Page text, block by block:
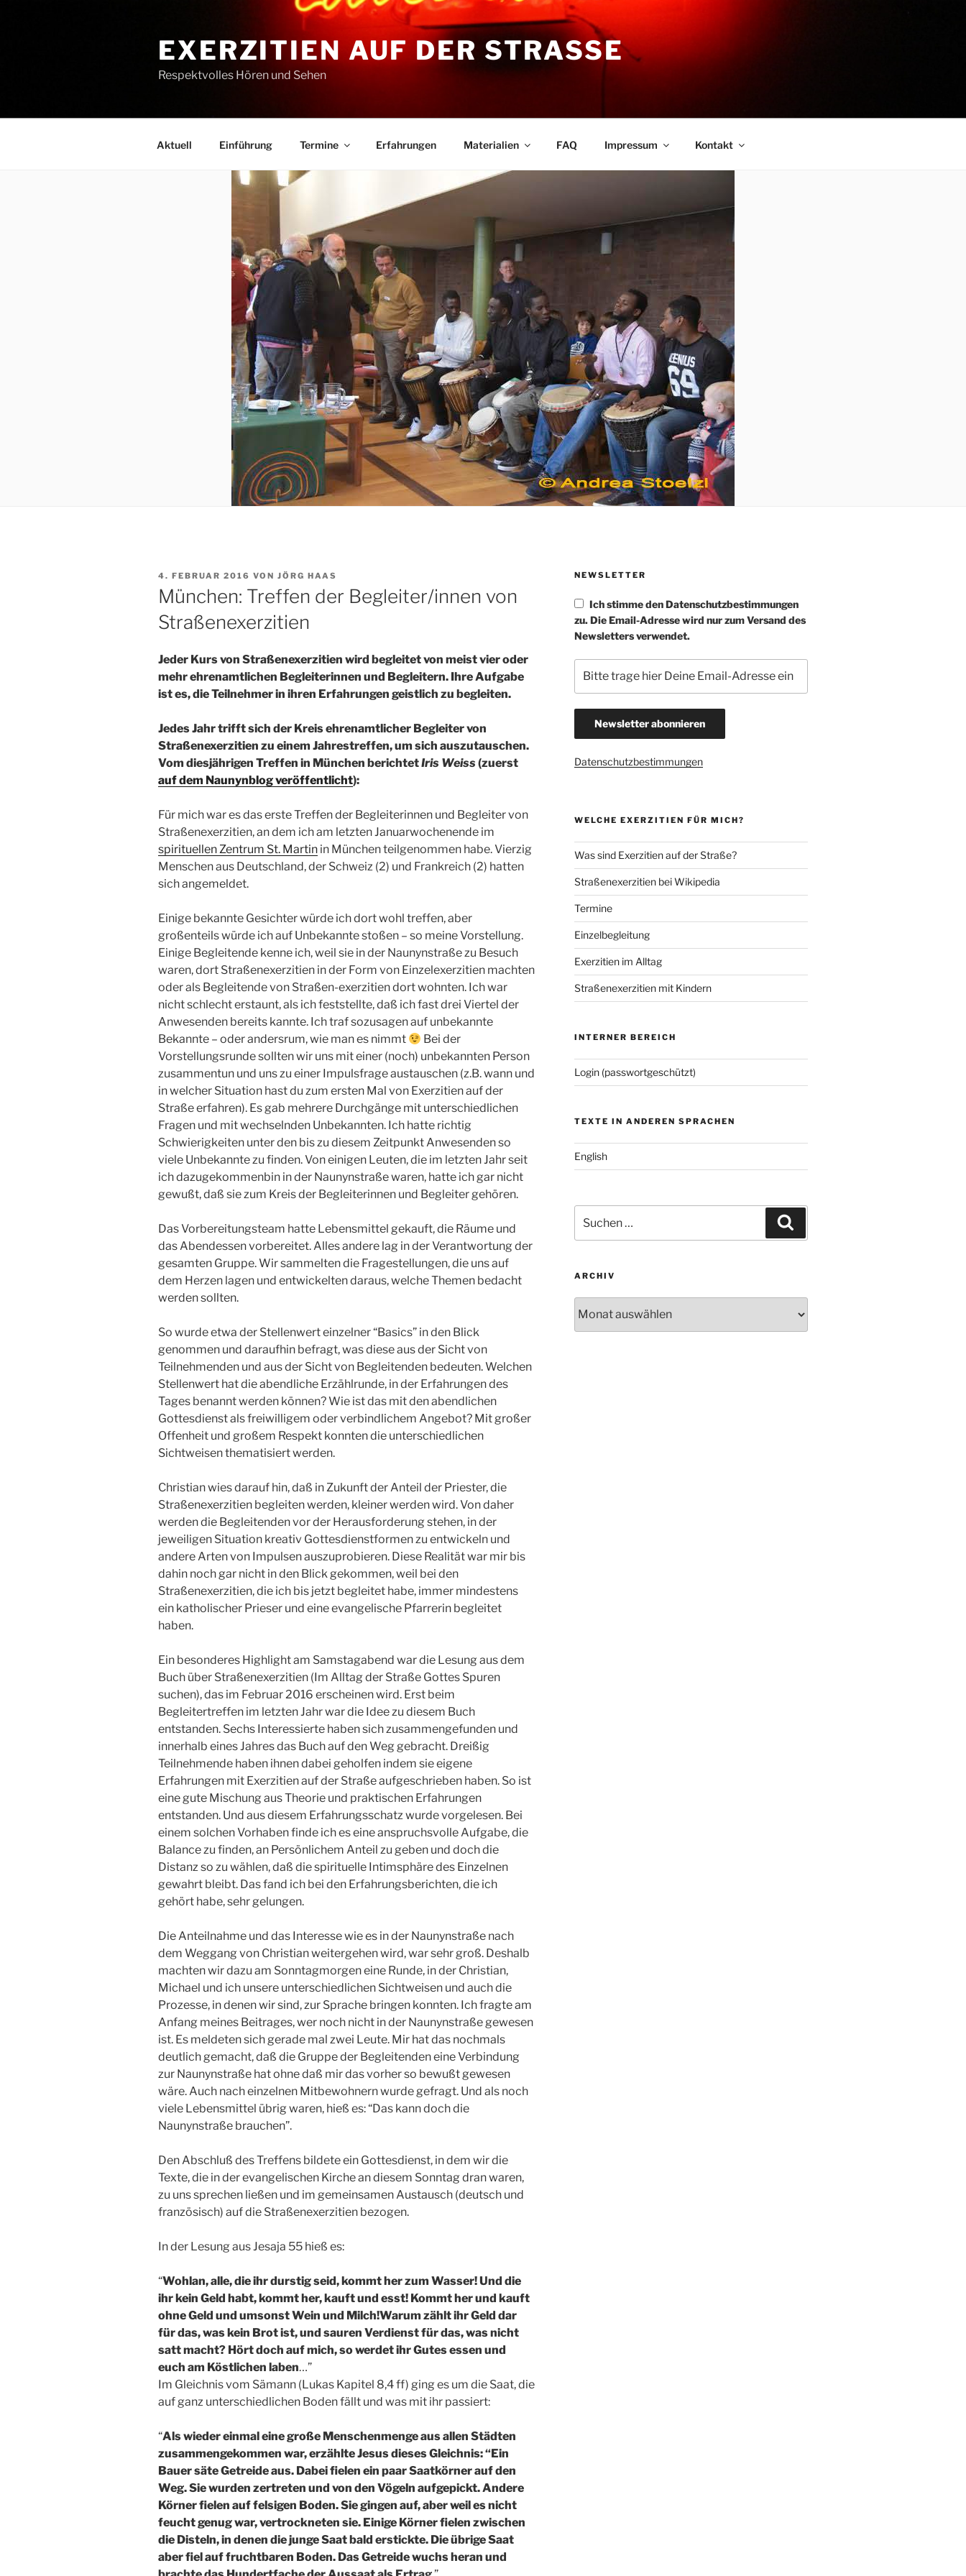
EXERZITIEN AUF DER STRASSE
Respektvolles Hören und Sehen
Aktuell Einführung Termine Erfahrungen Materialien FAQ Impressum Kontakt
VERÖFFENTLICHT
AM
4. FEBRUAR 2016 VON JÖRG HAAS
München: Treffen der Begleiter/innen von
Straßenexerzitien
Jeder Kurs von Straßenexerzitien wird begleitet von meist vier oder
mehr ehrenamtlichen Begleiterinnen und Begleitern. Ihre Aufgabe
ist es, die Teilnehmer in ihren Erfahrungen geistlich zu begleiten.
Jedes Jahr trifft sich der Kreis ehrenamtlicher Begleiter von
Straßenexerzitien zu einem Jahrestreffen, um sich auszutauschen.
Vom diesjährigen Treffen in München berichtetIris Weiss (zuerst
auf dem Naunynblog veröffentlicht):
Für mich war es das erste Treffen der Begleiterinnen und Begleiter von
Straßenexerzitien, an dem ich am letzten Januarwochenende im
spirituellen Zentrum St. Martin in München teilgenommen habe. Vierzig
Menschen aus Deutschland, der Schweiz (2) und Frankreich (2) hatten
sich angemeldet.
Einige bekannte Gesichter würde ich dort wohl treffen, aber
großenteils würde ich auf Unbekannte stoßen – so meine Vorstellung.
Einige Begleitende kenne ich, weil sie in der Naunynstraße zu Besuch
waren, dort Straßenexerzitien in der Form von Einzelexerzitien machten
oder als Begleitende von Straßen-exerzitien dort wohnten. Ich war
nicht schlecht erstaunt, als ich feststellte, daß ich fast drei Viertel der
Anwesenden bereits kannte. Ich traf sozusagen auf unbekannte
Bekannte – oder andersrum, wie man es nimmt
Bei der
Vorstellungsrunde sollten wir uns mit einer (noch) unbekannten Person
zusammentun und uns zu einer Impulsfrage austauschen (z.B. wann und
in welcher Situation hast du zum ersten Mal von Exerzitien auf der
Straße erfahren). Es gab mehrere Durchgänge mit unterschiedlichen
Fragen und mit wechselnden Unbekannten. Ich hatte richtig
Schwierigkeiten unter den bis zu diesem Zeitpunkt Anwesenden so
viele Unbekannte zu finden. Von einigen Leuten, die im letzten Jahr seit
ich dazugekommenbin in der Naunynstraße waren, hatte ich gar nicht
gewußt, daß sie zum Kreis der Begleiterinnen und Begleiter gehören.
Das Vorbereitungsteam hatte Lebensmittel gekauft, die Räume und
das Abendessen vorbereitet. Alles andere lag in der Verantwortung der
gesamten Gruppe. Wir sammelten die Fragestellungen, die uns auf
dem Herzen lagen und entwickelten daraus, welche Themen bedacht
werden sollten.
So wurde etwa der Stellenwert einzelner “Basics” in den Blick
genommen und daraufhin befragt, was diese aus der Sicht von
Teilnehmenden und aus der Sicht von Begleitenden bedeuten. Welchen
Stellenwert hat die abendliche Erzählrunde, in der Erfahrungen des
Tages benannt werden können? Wie ist das mit den abendlichen
Gottesdienst als freiwilligem oder verbindlichem Angebot? Mit großer
Offenheit und großem Respekt konnten die unterschiedlichen
Sichtweisen thematisiert werden.
Christian wies darauf hin, daß in Zukunft der Anteil der Priester, die
Straßenexerzitien begleiten werden, kleiner werden wird. Von daher
werden die Begleitenden vor der Herausforderung stehen, in der
jeweiligen Situation kreativ Gottesdienstformen zu entwickeln und
andere Arten von Impulsen auszuprobieren. Diese Realität war mir bis
dahin noch gar nicht in den Blick gekommen, weil bei den
Straßenexerzitien, die ich bis jetzt begleitet habe, immer mindestens
ein katholischer Prieser und eine evangelische Pfarrerin begleitet
haben.
Ein besonderes Highlight am Samstagabend war die Lesung aus dem
Buch über Straßenexerzitien (Im Alltag der Straße Gottes Spuren
suchen), das im Februar 2016 erscheinen wird. Erst beim
Begleitertreffen im letzten Jahr war die Idee zu diesem Buch
entstanden. Sechs Interessierte haben sich zusammengefunden und
innerhalb eines Jahres das Buch auf den Weg gebracht. Dreißig
Teilnehmende haben ihnen dabei geholfen indem sie eigene
Erfahrungen mit Exerzitien auf der Straße aufgeschrieben haben. So ist
eine gute Mischung aus Theorie und praktischen Erfahrungen
entstanden. Und aus diesem Erfahrungsschatz wurde vorgelesen. Bei
einem solchen Vorhaben finde ich es eine anspruchsvolle Aufgabe, die
Balance zu finden, an Persönlichem Anteil zu geben und doch die
Distanz so zu wählen, daß die spirituelle Intimsphäre des Einzelnen
gewahrt bleibt. Das fand ich bei den Erfahrungsberichten, die ich
gehört habe, sehr gelungen.
Die Anteilnahme und das Interesse wie es in der Naunynstraße nach
dem Weggang von Christian weitergehen wird, war sehr groß. Deshalb
machten wir dazu am Sonntagmorgen eine Runde, in der Christian,
Michael und ich unsere unterschiedlichen Sichtweisen und auch die
Prozesse, in denen wir sind, zur Sprache bringen konnten. Ich fragte am
Anfang meines Beitrages, wer noch nicht in der Naunynstraße gewesen
ist. Es meldeten sich gerade mal zwei Leute. Mir hat das nochmals
deutlich gemacht, daß die Gruppe der Begleitenden eine Verbindung
zur Naunynstraße hat ohne daß mir das vorher so bewußt gewesen
wäre. Auch nach einzelnen Mitbewohnern wurde gefragt. Und als noch
viele Lebensmittel übrig waren, hieß es: “Das kann doch die
Naunynstraße brauchen”.
Den Abschluß des Treffens bildete ein Gottesdienst, in dem wir die
Texte, die in der evangelischen Kirche an diesem Sonntag dran waren,
zu uns sprechen ließen und im gemeinsamen Austausch (deutsch und
französisch) auf die Straßenexerzitien bezogen.
In der Lesung aus Jesaja 55 hieß es:
“Wohlan, alle, die ihr durstig seid, kommt her zum Wasser! Und die
ihr kein Geld habt, kommt her, kauft und esst! Kommt her und kauft
ohne Geld und umsonst Wein und Milch!Warum zählt ihr Geld dar
für das, was kein Brot ist, und sauren Verdienst für das, was nicht
satt macht? Hört doch auf mich, so werdet ihr Gutes essen und
euch am Köstlichen laben…”
Im Gleichnis vom Sämann (Lukas Kapitel 8,4 ff) ging es um die Saat, die
auf ganz unterschiedlichen Boden fällt und was mit ihr passiert:
“Als wieder einmal eine große Menschenmenge aus allen Städten
zusammengekommen war, erzählte Jesus dieses Gleichnis: “Ein
Bauer säte Getreide aus. Dabei fielen ein paar Saatkörner auf den
Weg. Sie wurden zertreten und von den Vögeln aufgepickt. Andere
Körner fielen auf felsigen Boden. Sie gingen auf, aber weil es nicht
feucht genug war, vertrockneten sie. Einige Körner fielen zwischen
die Disteln, in denen die junge Saat bald erstickte. Die übrige Saat
aber fiel auf fruchtbaren Boden. Das Getreide wuchs heran und
NEWSLETTER
Ich stimme den Datenschutzbestimmungen
zu. Die Email-Adresse wird nur zum Versand des
Newsletters verwendet.
Datenschutzbestimmungen
WELCHE EXERZITIEN FÜR MICH?
Was sind Exerzitien auf der Straße?
Straßenexerzitien bei Wikipedia
Termine
Einzelbegleitung
Exerzitien im Alltag
Straßenexerzitien mit Kindern
INTERNER BEREICH
Login (passwortgeschützt)
TEXTE IN ANDEREN SPRACHEN
English
nach:
ARCHIV